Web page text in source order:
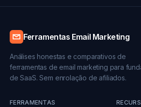
Ferramentas Email Marketing
Análises honestas e comparativos de
ferramentas de email marketing para
de SaaS. Sem enrolação de afiliados.
FERRAMENTAS